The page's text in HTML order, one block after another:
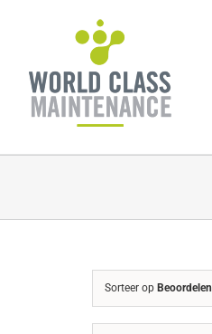
Sorteer op Beoordelen